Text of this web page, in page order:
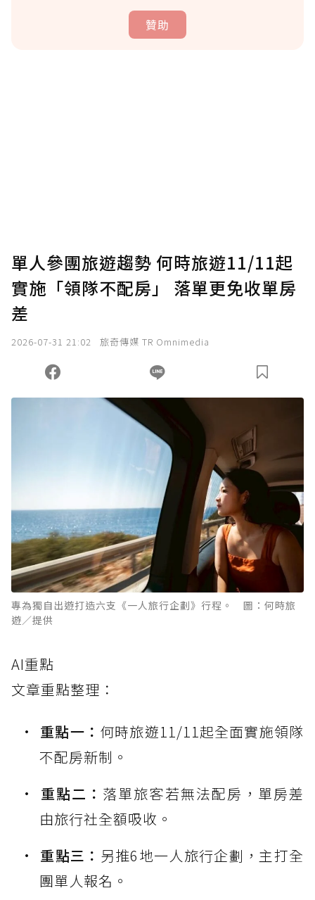
贊助
確認送出
您當前剩餘 U 利點數：0點；前往 購買點數
單人參團旅遊趨勢 何時旅遊11/11起
實施「領隊不配房」 落單更免收單房
差
2026-07-31 21:02 旅奇傳媒 TR Omnimedia
專為獨自出遊打造六支《一人旅行企劃》行程。 圖：何時旅
遊／提供
AI重點
文章重點整理：
重點一： 何時旅遊11/11起全面實施領隊
不配房新制。
重點二： 落單旅客若無法配房，單房差
由旅行社全額吸收。
重點三： 另推6地一人旅行企劃，主打全
團單人報名。